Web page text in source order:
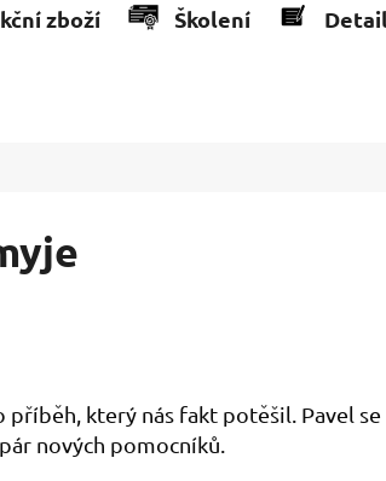
zboží Školení
příběh, který nás fakt potěšil. Pavel
nových pomocníků.